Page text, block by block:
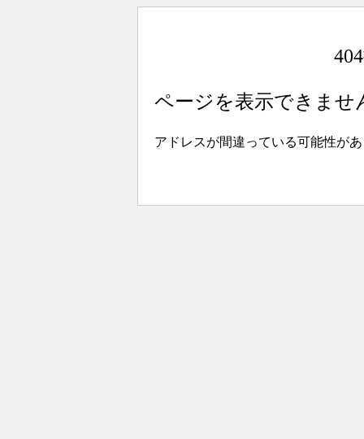
ページを表示できませ
アドレスが間違っている可能性が